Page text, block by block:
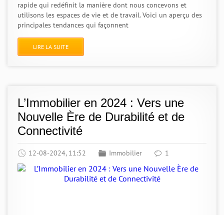
rapide qui redéfinit la manière dont nous concevons et
utilisons les espaces de vie et de travail. Voici un aperçu des
principales tendances qui façonnent
LIRE LA SUITE
L’Immobilier en 2024 : Vers une
Nouvelle Ère de Durabilité et de
Connectivité
12-08-2024, 11:52 Immobilier 1